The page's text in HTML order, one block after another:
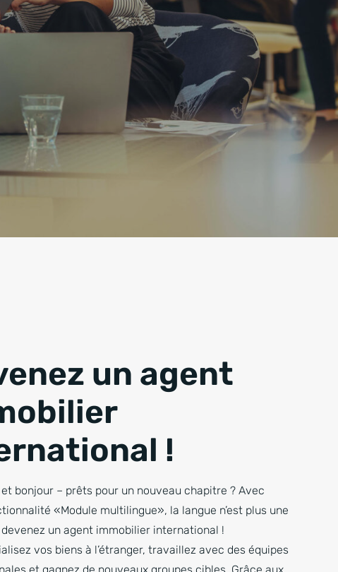
un agent
!
et bonjour – prêts pour un nouveau chapitre ? Avec
«Module multilingue», la langue n’est plus une
un agent immobilier international !
vos biens à l’étranger, travaillez avec des équipes